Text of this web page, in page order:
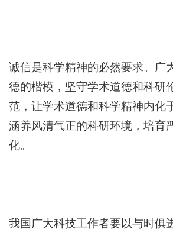
诚信是科学精神的必然要求。广
德的楷模，坚守学术道德和科研
范，让学术道德和科学精神内化
涵养风清气正的科研环境，培育
化。
我国广大科技工作者要以与时俱